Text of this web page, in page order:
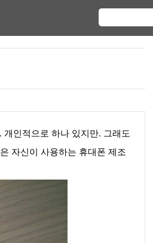
인적으로 하나 있지만. 그래도
자신이 사용하는 휴대폰 제조